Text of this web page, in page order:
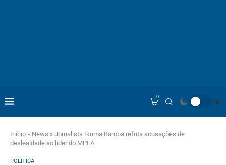
0
Início » News » Jornalista Ikuma Bamba refuta acusações de
deslealdade ao líder do MPLA
POLÍTICA